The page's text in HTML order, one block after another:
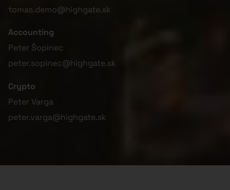
tomas.demo@highgate.sk
Accounting
Peter Šopinec
peter.sopinec@highgate.sk
Crypto
Peter Varga
peter.varga@highgate.sk